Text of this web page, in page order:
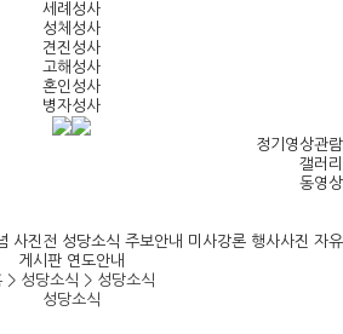
세례성사
성체성사
견진성사
고해성사
혼인성사
병자성사
정기영상관람
갤러리
동영상
사진전 성당소식 주보안내 미사강론 행사사진 자유
게시판 연도안내
> 성당소식 > 성당소식
성당소식